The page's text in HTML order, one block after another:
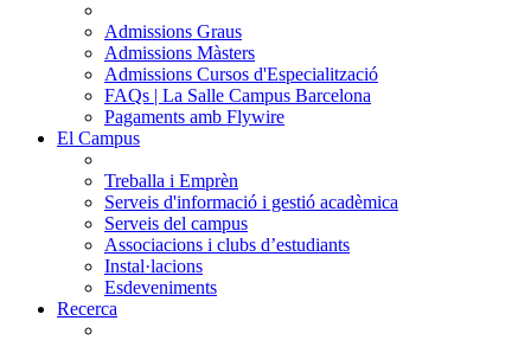
Admissions Graus
Admissions Màsters
Admissions Cursos d'Especialització
FAQs | La Salle Campus Barcelona
Pagaments amb Flywire
El Campus
Treballa i Emprèn
Serveis d'informació i gestió acadèmica
Serveis del campus
Associacions i clubs d’estudiants
Instal·lacions
Esdeveniments
Recerca